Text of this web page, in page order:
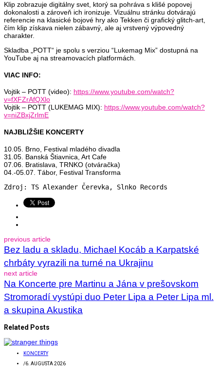
Klip zobrazuje digitálny svet, ktorý sa pohráva s klišé popovej
dokonalosti a zároveň ich ironizuje. Vizuálnu stránku dotvárajú
referencie na klasické bojové hry ako Tekken či grafický glitch-art,
čím klip získava nielen zábavný, ale aj vrstvený výpovedný
charakter.
Skladba „POTT“ je spolu s verziou “Lukemag Mix” dostupná na
YouTube aj na streamovacích platformách.
VIAC INFO:
Vojtik – POTT (video): https://www.youtube.com/watch?
v=fXFZrAfQXlo
Vojtik – POTT (LUKEMAG MIX): https://www.youtube.com/watch?
v=niZBxjZrlmE
NAJBLIŽŠIE KONCERTY
10.05. Brno, Festival mladého divadla
31.05. Banská Štiavnica, Art Cafe
07.06. Bratislava, TRNKO (otváračka)
04.-05.07. Tábor, Festival Transforma
Zdroj: TS Alexander Čerevka, Slnko Records
previous article
Bez ladu a skladu, Michael Kocáb a Karpatské
chrbáty vyrazili na turné na Ukrajinu
next article
Na Koncerte pre Martinu a Jána v prešovskom
Stromoradí vystúpi duo Peter Lipa a Peter Lipa ml.
a skupina Akustika
Related Posts
KONCERTY
/6. AUGUSTA 2026